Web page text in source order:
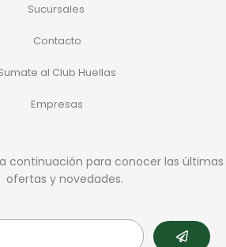
Sucursales
Contacto
al Club Huellas
Empresas
continuación para conocer las últimas
ofertas y novedades.